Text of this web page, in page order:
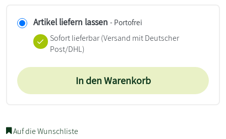
Artikel liefern lassen - Portofrei
Sofort lieferbar(Versand mit Deutscher
Post/DHL)
In den Warenkorb
Auf die Wunschliste